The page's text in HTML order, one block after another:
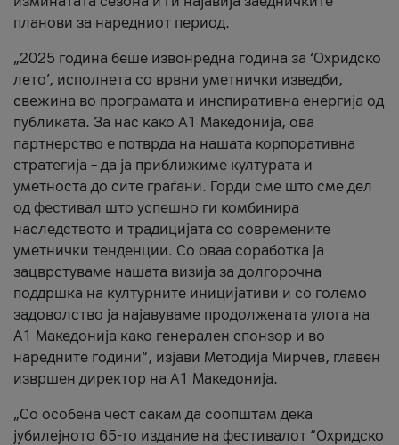
планови за наредниот период.
„2025 година беше извонредна година за ‘Охридско
лето’, исполнета со врвни уметнички изведби,
свежина во програмата и инспиративна енергија од
публиката. За нас како A1 Македонија, ова
партнерство е потврда на нашата корпоративна
стратегија – да ја приближиме културата и
уметноста до сите граѓани. Горди сме што сме дел
од фестивал што успешно ги комбинира
наследството и традицијата со современите
уметнички тенденции. Со оваа соработка ја
зацврстуваме нашата визија за долгорочна
поддршка на културните иницијативи и со големо
задоволство ја најавуваме продолжената улога на
A1 Македонија како генерален спонзор и во
наредните години“, изјави Методија Мирчев, главен
извршен директор на A1 Македонија.
„Со особена чест сакам да соопштам дека
јубилејното 65-то издание на фестивалот “Охридско